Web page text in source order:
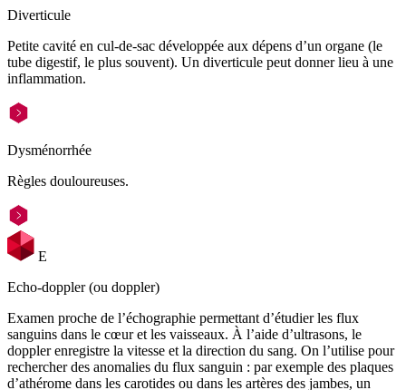
Diverticule
Petite cavité en cul-de-sac développée aux dépens d’un organe (le
tube digestif, le plus souvent). Un diverticule peut donner lieu à une
inflammation.
Dysménorrhée
Règles douloureuses.
E
Echo-doppler (ou doppler)
Examen proche de l’échographie permettant d’étudier les flux
sanguins dans le cœur et les vaisseaux. À l’aide d’ultrasons, le
doppler enregistre la vitesse et la direction du sang. On l’utilise pour
rechercher des anomalies du flux sanguin : par exemple des plaques
d’athérome dans les carotides ou dans les artères des jambes, un